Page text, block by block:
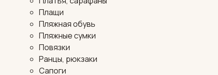
Плащи
Пляжная обувь
Пляжные сумки
Повязки
Ранцы, рюкзаки
Сапоги